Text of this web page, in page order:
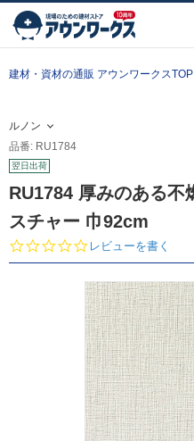
建材・資材の通販 アウンワークスTOP
ルノン
品番: RU1784
翌日出荷
RU1784 厚みのある不
スチャー 巾92cm
0.
0
t
a
r
r
a
t
i
n
g
レビューを書く